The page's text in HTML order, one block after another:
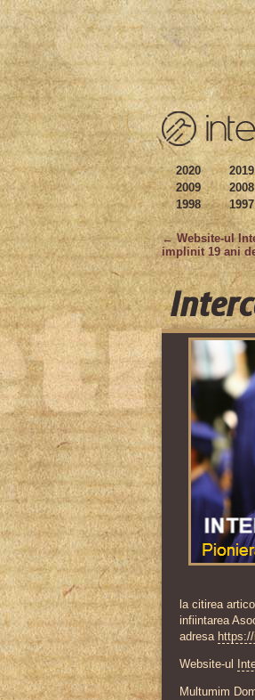
2020 2019
2009
2008
1998
1997
← Website-ul
implinit 19 ani
la citirea
infiintarea
adresa
Website-ul
Multumim